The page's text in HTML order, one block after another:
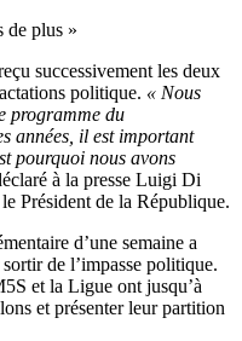
de plus »
successivement les deux
politique. « Nous
programme du
années, il est important
pourquoi nous avons
à la presse Luigi Di
Président de la République.
d’une semaine a
de l’impasse politique.
et la Ligue ont jusqu’à
et présenter leur partition